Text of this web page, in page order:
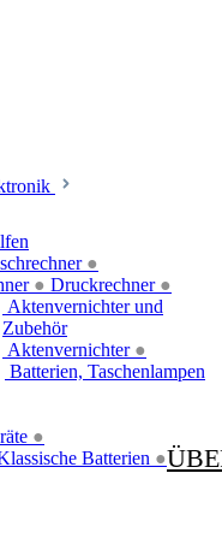
●
● Druckrechner ●
Aktenvernichter und
Zubehör
Aktenvernichter ●
Batterien, Taschenlampen
●
Batterien ●